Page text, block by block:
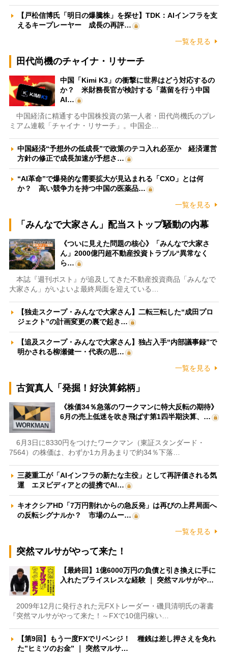
【戸松信博氏「明日の爆騰株」を探せ】TDK：AIインフラを支
えるキープレーヤー 成長の再評…
一覧を見る
田代尚機のチャイナ・リサーチ
中国「Kimi K3」の衝撃に世界はどう対応するの
か？ 米財務長官が検討する「蒸留を行う中国
AI…
中国経済に精通する中国株投資の第一人者・田代尚機氏のプレ
ミアム連載「チャイナ・リサーチ」。中国企…
中国経済“予想外の低成長”で政策のテコ入れ必至か 経済運営
方針の修正で成長加速が予想さ…
“AI革命”で爆発的な需要拡大が見込まれる「CXO」とは何
か？ 高い競争力を持つ中国の医薬品…
一覧を見る
「みんなで大家さん」配当ストップ騒動の内幕
《ついに見えた問題の核心》「みんなで大家さ
ん」2000億円超不動産投資トラブル“異常なく
ら…
本誌『週刊ポスト』が追及してきた不動産投資商品「みんなで
大家さん」がいよいよ最終局面を迎えている…
【独走スクープ・みんなで大家さん】二転三転した“成田プロ
ジェクト”の計画変更の裏で起き…
【追及スクープ・みんなで大家さん】独占入手“内部議事録”で
明かされる柳瀬健一・代表の思…
一覧を見る
古賀真人「発掘！好決算銘柄」
《株価34％急落のワークマンに特大反転の期待》
6月の売上低迷を吹き飛ばす第1四半期決算、…
6月3日に8330円をつけたワークマン（東証スタンダード・
7564）の株価は、わずか1カ月あまりで約34％下落…
三菱重工が「AIインフラの新たな主役」として再評価される気
運 エヌビディアとの提携でAI…
キオクシアHD「7万円割れからの急反発」は再びの上昇局面へ
の反転シグナルか？ 市場のムー…
一覧を見る
突然マルサがやって来た！
【最終回】1億6000万円の負債と引き換えに手に
入れたプライスレスな経験 ｜ 突然マルサがや…
2009年12月に発行された元FXトレーダー・磯貝清明氏の著書
『突然マルサがやって来た！～FXで10億円稼い…
【第9回】もう一度FXでリベンジ！ 種銭は差し押さえを免れ
た”ヒミツのお金” ｜ 突然マルサ…